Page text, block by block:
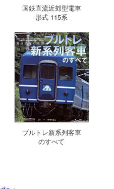
国鉄直流近郊型電車
形式 115系
ブルトレ新系列客車
のすべて